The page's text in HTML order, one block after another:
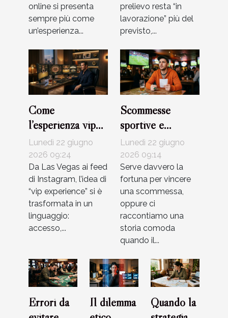
online si presenta
sempre più come
un’esperienza...
prelievo resta “in
lavorazione” più del
previsto,...
Come
l’esperienza vip
cambia il modo di
giocare nei casinò
online
Lunedì 22 giugno
2026 09:24
Da Las Vegas ai feed
di Instagram, l’idea di
“vip experience” si è
trasformata in un
linguaggio:
accesso,...
Scommesse
sportive e
superstizioni:
quanto conta
davvero la
fortuna?
Lunedì 22 giugno
2026 09:14
Serve davvero la
fortuna per vincere
una scommessa,
oppure ci
raccontiamo una
storia comoda
quando il...
Errori da
Il dilemma
Quando la